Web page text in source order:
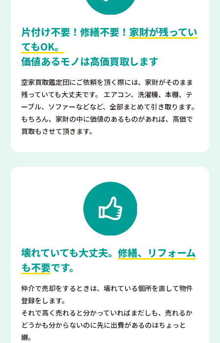
片付け不要！修繕不要！ 家財が残ってい
てもOK。
価値あるモノは高価買取します
空家買取鑑定団にご依頼を頂く際には、家財がそのまま
残っていても大丈夫です。 エアコン、洗濯機、本棚、テ
ーブル、ソファーなどなど、全部まとめて引き取ります。
もちろん、家財の中に価値のあるものがあれば、高価で
買取もさせて頂きます。
壊れていても大丈夫。 修繕、リフォーム
も不要です。
仲介で売却をするときは、壊れている個所を直して物件
登録をします。
それで高く売れると分かっていればまだしも、売れるか
どうかも分からないのに先に出費があるのはちょっと
嫌。